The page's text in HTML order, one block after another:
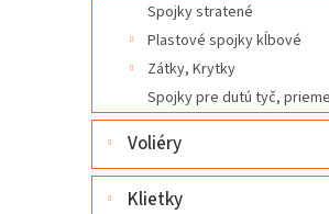
Spojky stratené
Plastové spojky kĺbové
Zátky, Krytky
Spojky pre dutú tyč,
Voliéry
Klietky